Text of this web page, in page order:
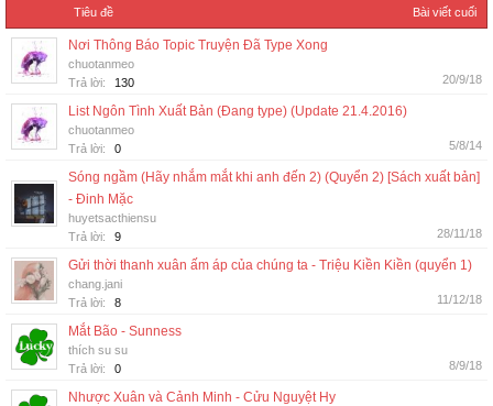
Tiêu đề Bài viết cuối
Nơi Thông Báo Topic Truyện Đã Type Xong
chuotanmeo
Trả lời:
130 20/9/18
List Ngôn Tình Xuất Bản (Đang type) (Update 21.4.2016)
chuotanmeo
Trả lời:
0 5/8/14
Sóng ngầm (Hãy nhắm mắt khi anh đến 2) (Quyển 2) [Sách xuất bản]
- Đinh Mặc
huyetsacthiensu
Trả lời:
9 28/11/18
Gửi thời thanh xuân ấm áp của chúng ta - Triệu Kiền Kiền (quyển 1)
chang.jani
Trả lời:
8 11/12/18
Mắt Bão - Sunness
thích su su
Trả lời:
0 8/9/18
Nhược Xuân và Cảnh Minh - Cửu Nguyệt Hy